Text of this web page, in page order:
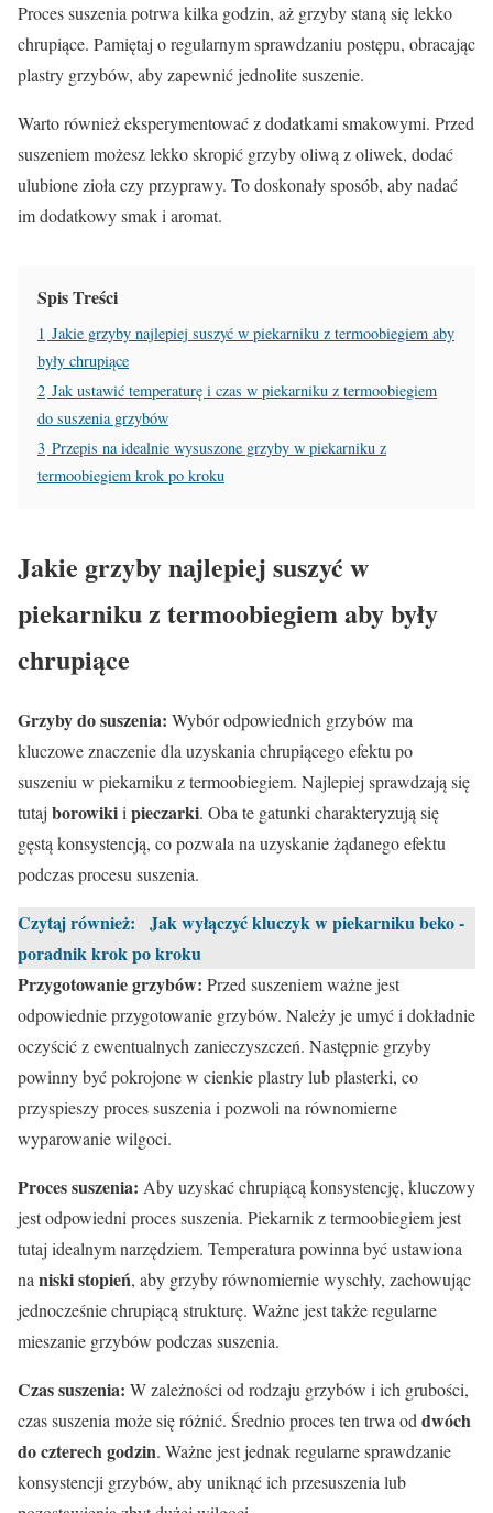
Proces suszenia potrwa kilka godzin, aż grzyby staną się lekko
chrupiące. Pamiętaj o regularnym sprawdzaniu postępu, obracając
plastry grzybów, aby zapewnić jednolite suszenie.
Warto również eksperymentować z dodatkami smakowymi. Przed
suszeniem możesz lekko skropić grzyby oliwą z oliwek, dodać
ulubione zioła czy przyprawy. To doskonały sposób, aby nadać
im dodatkowy smak i aromat.
Spis Treści
1 Jakie grzyby najlepiej suszyć w piekarniku z termoobiegiem aby
były chrupiące
2 Jak ustawić temperaturę i czas w piekarniku z termoobiegiem
do suszenia grzybów
3 Przepis na idealnie wysuszone grzyby w piekarniku z
termoobiegiem krok po kroku
Jakie grzyby najlepiej suszyć w
piekarniku z termoobiegiem aby były
chrupiące
Grzyby do suszenia: Wybór odpowiednich grzybów ma
kluczowe znaczenie dla uzyskania chrupiącego efektu po
suszeniu w piekarniku z termoobiegiem. Najlepiej sprawdzają się
tutaj borowikii pieczarki. Oba te gatunki charakteryzują się
gęstą konsystencją, co pozwala na uzyskanie żądanego efektu
podczas procesu suszenia.
Czytaj również:
Jak wyłączyć kluczyk w piekarniku beko -
poradnik krok po kroku
Przygotowanie grzybów: Przed suszeniem ważne jest
odpowiednie przygotowanie grzybów. Należy je umyć i dokładnie
oczyścić z ewentualnych zanieczyszczeń. Następnie grzyby
powinny być pokrojone w cienkie plastry lub plasterki, co
przyspieszy proces suszenia i pozwoli na równomierne
wyparowanie wilgoci.
Proces suszenia: Aby uzyskać chrupiącą konsystencję, kluczowy
jest odpowiedni proces suszenia. Piekarnik z termoobiegiem jest
tutaj idealnym narzędziem. Temperatura powinna być ustawiona
na niski stopień, aby grzyby równomiernie wyschły, zachowując
jednocześnie chrupiącą strukturę. Ważne jest także regularne
mieszanie grzybów podczas suszenia.
Czas suszenia: W zależności od rodzaju grzybów i ich grubości,
czas suszenia może się różnić. Średnio proces ten trwa od dwóch
do czterech godzin. Ważne jest jednak regularne sprawdzanie
konsystencji grzybów, aby uniknąć ich przesuszenia lub